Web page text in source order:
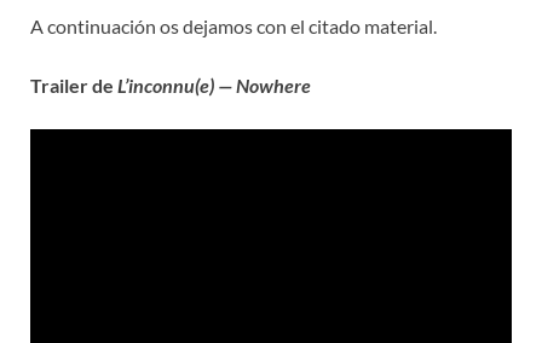
A continuación os dejamos con el citado material.
Trailer de L’inconnu(e) — Nowhere